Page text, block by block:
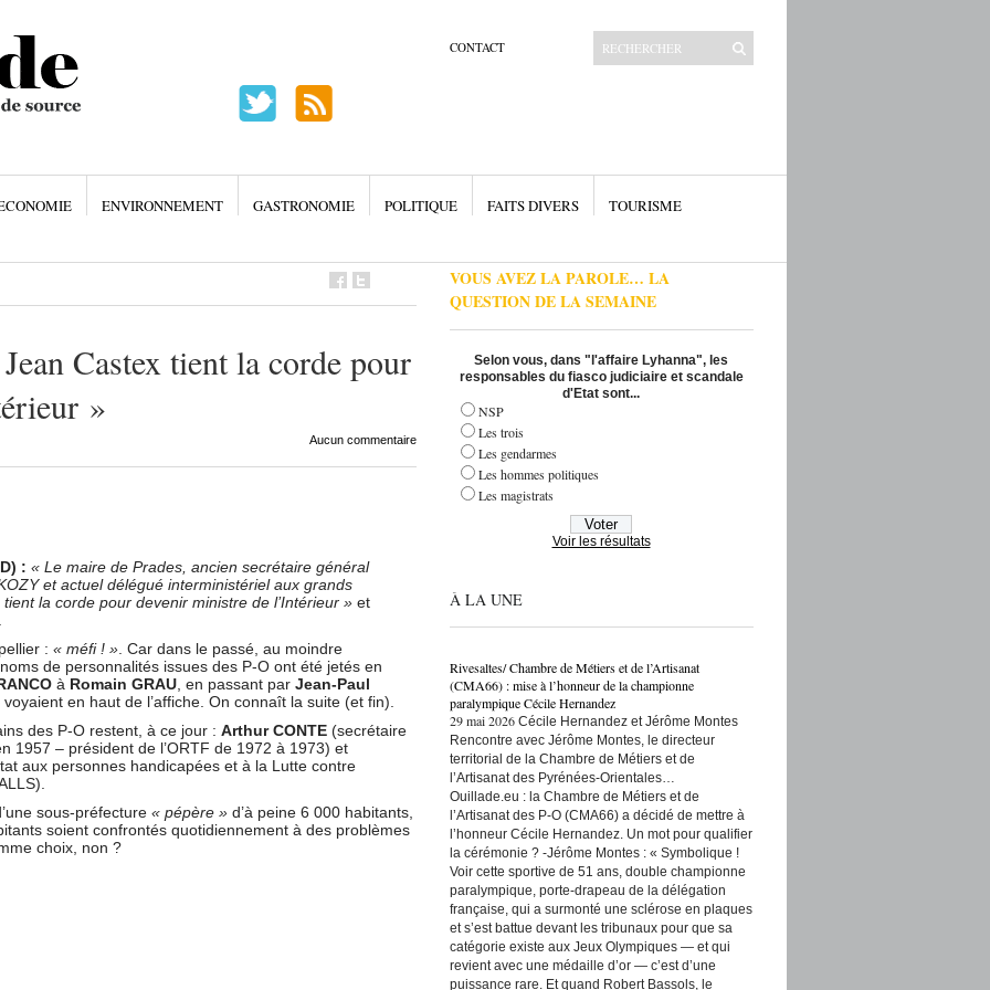
CONTACT
ENVIRONNEMENT GASTRONOMIE POLITIQUE FAITS DIVERS TOURISME
Castex tient la corde pour
»
Aucun commentaire
: « Le maire de Prades, ancien secrétaire général
et actuel délégué interministériel aux grands
tient la corde pour devenir ministre de l’Intérieur »et
: « méfi ! ». Car dans le passé, au moindre
de personnalités issues des P-O ont été jetés en
à Romain GRAU, en passant parJean-Paul
en haut de l’affiche. On connaît la suite (et fin).
des P-O restent, à ce jour : Arthur CONTE(secrétaire
1957 – président de l’ORTF de 1972 à 1973) et
aux personnes handicapées et à la Lutte contre
sous-préfecture « pépère »d’à peine 6 000 habitants,
soient confrontés quotidiennement à des problèmes
choix, non ?
VOUS AVEZ LA PAROLE… LA
QUESTION DE LA SEMAINE
Selon vous, dans "l'affaire Lyhanna", les
responsables du fiasco judiciaire et scandale
d'Etat sont...
NSP
Les trois
Les gendarmes
Les hommes politiques
Les magistrats
Voir les résultats
À LA UNE
Rivesaltes/ Chambre de Métiers et de l’Artisanat
(CMA66) : mise à l’honneur de la championne
paralympique Cécile Hernandez
29 mai 2026 Cécile Hernandez et Jérôme Montes
Rencontre avec Jérôme Montes, le directeur
territorial de la Chambre de Métiers et de
l’Artisanat des Pyrénées-Orientales…
Ouillade.eu : la Chambre de Métiers et de
l’Artisanat des P-O (CMA66) a décidé de mettre à
l’honneur Cécile Hernandez. Un mot pour qualifier
la cérémonie ? -Jérôme Montes : « Symbolique !
Voir cette sportive de 51 ans, double championne
paralympique, porte-drapeau de la délégation
française, qui a surmonté une sclérose en plaques
et s’est battue devant les tribunaux pour que sa
catégorie existe aux Jeux Olympiques — et qui
revient avec une médaille d’or — c’est d’une
puissance rare. Et quand Robert Bassols, le